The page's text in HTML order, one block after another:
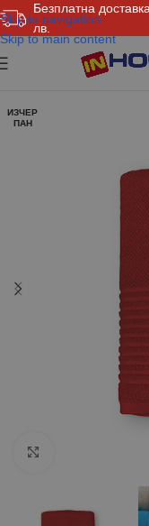
Безплатна
лв.
Skip to navigation
Skip to main content
ИЗЧЕР
ПАН